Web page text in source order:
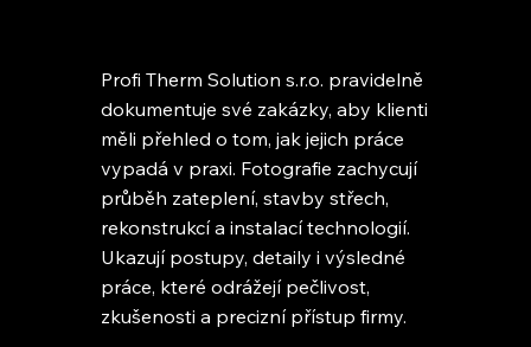
Profi Therm Solution s.r.o. pravidelně
dokumentuje své zakázky, aby klienti
měli přehled o tom, jak jejich práce
vypadá v praxi. Fotografie zachycují
průběh zateplení, stavby střech,
rekonstrukcí a instalací technologií.
Ukazují postupy, detaily i výsledné
práce, které odrážejí pečlivost,
zkušenosti a precizní přístup firmy.